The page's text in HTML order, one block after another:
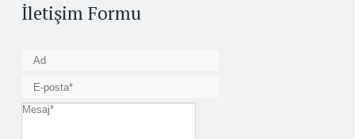
İletişim Formu